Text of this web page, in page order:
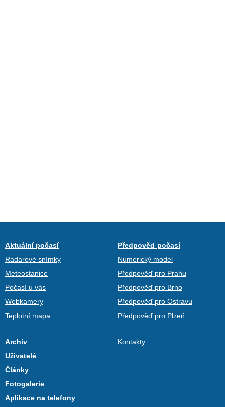
Aktuální počasí
Radarové snímky
Meteostanice
Počasí u vás
Webkamery
Teplotní mapa
Předpověď počasí
Numerický model
Předpověď pro Prahu
Předpověď pro Brno
Předpověď pro Ostravu
Předpověď pro Plzeň
Archiv
Uživatelé
Články
Fotogalerie
Aplikace na telefony
Kontakty